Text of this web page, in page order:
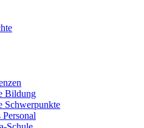
Bildung
Schwerpunkte